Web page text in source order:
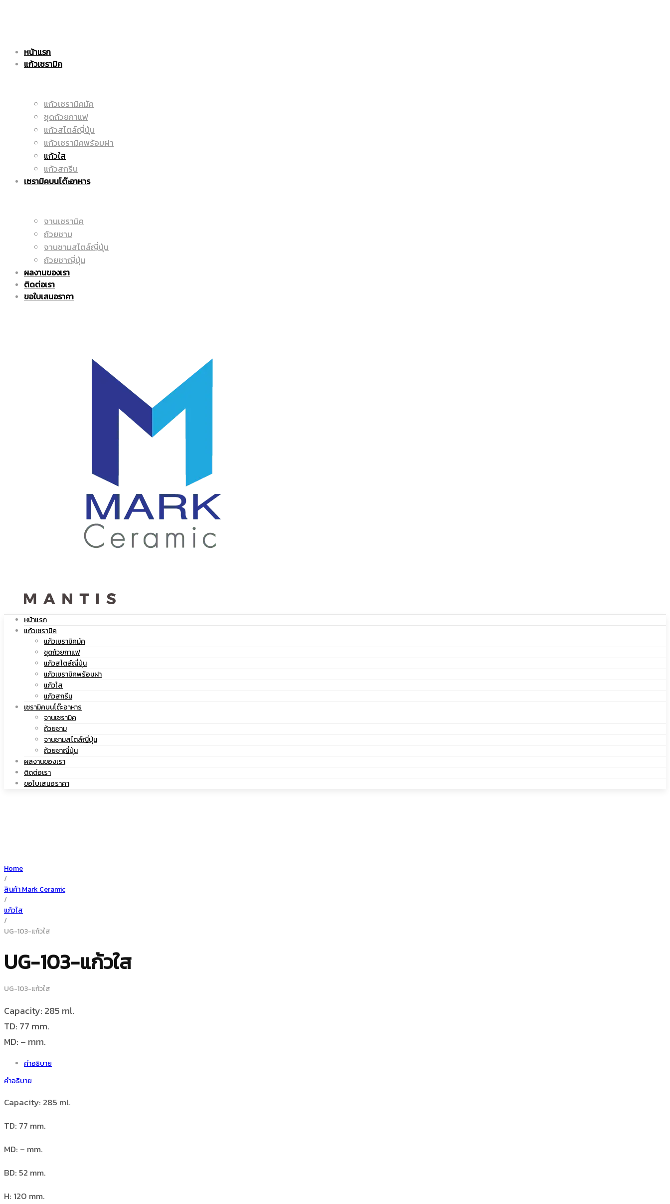
แก้ว
แก้ว
สกรีน
เซรามิค
ราคา
|
เซรามิค
หน้าแรก
แก้วเซรามิค
แก้วเซรามิคมัค
ชุดถ้วยกาแฟ
แก้วสไตล์ญี่ปุ่น
แก้วเซรามิคพร้อมฝา
แก้วใส
แก้วสกรีน
เซรามิคบนโต๊ะอาหาร
จานเซรามิค
ถ้วยชาม
จานชามสไตล์ญี่ปุ่น
ถ้วยชาญี่ปุ่น
ผลงานของเรา
ติดต่อเรา
ขอใบเสนอราคา
หน้าแรก
แก้วเซรามิค
แก้วเซรามิคมัค
ชุดถ้วยกาแฟ
แก้วสไตล์ญี่ปุ่น
แก้วเซรามิคพร้อมฝา
แก้วใส
แก้วสกรีน
เซรามิคบนโต๊ะอาหาร
จานเซรามิค
ถ้วยชาม
จานชามสไตล์ญี่ปุ่น
ถ้วยชาญี่ปุ่น
ผลงานของเรา
ติดต่อเรา
ขอใบเสนอราคา
Home
/
สินค้า Mark Ceramic
/
แก้วใส
/
UG-103-แก้วใส
UG-103-แก้วใส
UG-103-แก้วใส
Capacity: 285 ml.
TD: 77 mm.
MD: – mm.
คำอธิบาย
คำอธิบาย
Capacity: 285 ml.
TD: 77 mm.
MD: – mm.
BD: 52 mm.
H: 120 mm.